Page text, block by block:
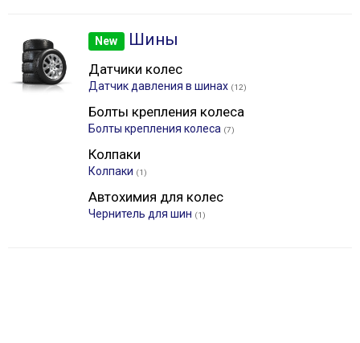
New Шины
Датчики колес
Датчик давления в шинах (12)
Болты крепления колеса
Болты крепления колеса (7)
Колпаки
Колпаки (1)
Автохимия для колес
Чернитель для шин (1)